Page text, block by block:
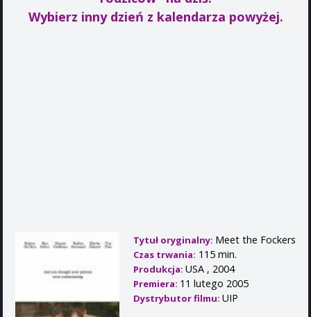
Wybierz inny dzień z kalendarza powyżej.
Tytuł oryginalny: Meet the Fockers
Czas trwania: 115 min.
Produkcja: USA , 2004
Premiera: 11 lutego 2005
Dystrybutor filmu: UIP